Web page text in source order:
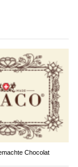
Chocolat